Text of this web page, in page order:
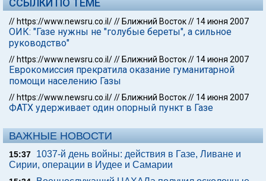
ССЫЛКИ ПО ТЕМЕ
// https://www.newsru.co.il/// Ближний Восток// 14 июня 2007
ОИК: "Газе нужны не "голубые береты", а сильное
руководство"
// https://www.newsru.co.il/// Ближний Восток// 14 июня 2007
Еврокомиссия прекратила оказание гуманитарной
помощи населению Газы
// https://www.newsru.co.il/// Ближний Восток// 14 июня 2007
ФАТХ удерживает один опорный пункт в Газе
ВАЖНЫЕ НОВОСТИ
15:37
1037-й день войны: действия в Газе, Ливане и
Сирии, операции в Иудее и Самарии